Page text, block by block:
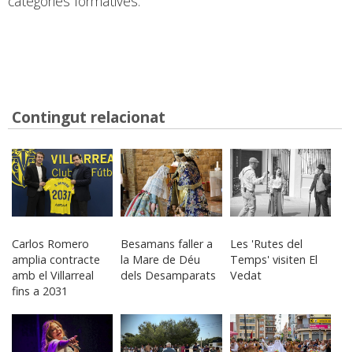
Contingut relacionat
Carlos Romero
amplia contracte
amb el Villarreal
fins a 2031
Besamans faller a
la Mare de Déu
dels Desamparats
Les 'Rutes del
Temps' visiten El
Vedat